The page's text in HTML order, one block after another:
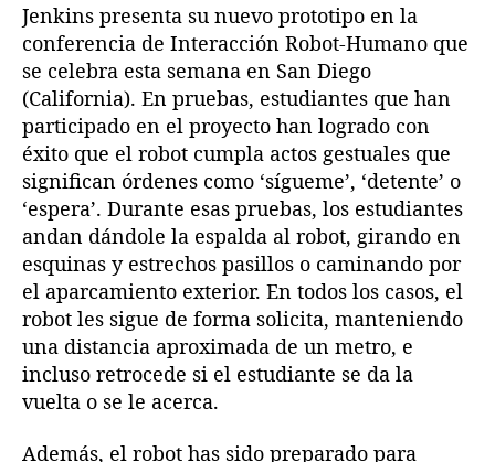
Jenkins presenta su nuevo prototipo en la
conferencia de Interacción Robot-Humano que
se celebra esta semana en San Diego
(California). En pruebas, estudiantes que han
participado en el proyecto han logrado con
éxito que el robot cumpla actos gestuales que
significan órdenes como ‘sígueme’, ‘detente’ o
‘espera’. Durante esas pruebas, los estudiantes
andan dándole la espalda al robot, girando en
esquinas y estrechos pasillos o caminando por
el aparcamiento exterior. En todos los casos, el
robot les sigue de forma solicita, manteniendo
una distancia aproximada de un metro, e
incluso retrocede si el estudiante se da la
vuelta o se le acerca.
Además, el robot has sido preparado para